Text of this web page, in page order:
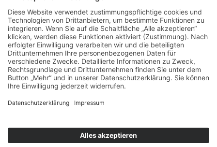
Wir verwenden einen Service eines
Drittanbieters, um Karteninhalte einzubetten.
Dieser Service kann Daten zu Ihren Aktivitäten
sammeln. Bitte lesen Sie die Details durch und
stimmen Sie der Nutzung des Service zu, um
diese Karte anzuzeigen.
powered by Usercentrics Consent
ImpressumDatenschutz